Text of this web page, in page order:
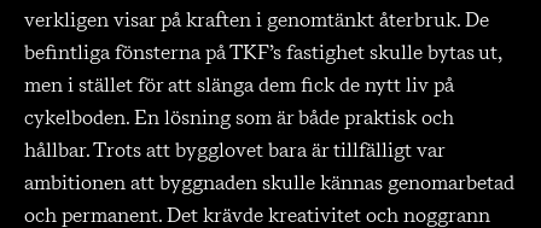
verkligen visar på kraften i genomtänkt återbruk. De
befintliga fönsterna på TKF’s fastighet skulle bytas ut,
men i stället för att slänga dem fick de nytt liv på
cykelboden. En lösning som är både praktisk och
hållbar. Trots att bygglovet bara är tillfälligt var
ambitionen att byggnaden skulle kännas genomarbetad
och permanent. Det krävde kreativitet och noggrann